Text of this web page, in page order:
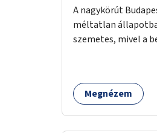
A nagykörút
méltatlan
szemetes, mivel a
szükséges
rendszeres tisztán
Megnézem